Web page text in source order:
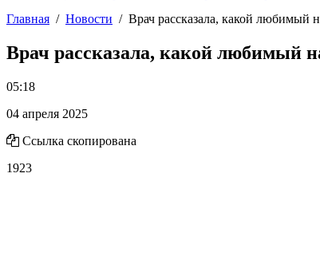
Главная
Новости Врач рассказала, какой любимый
Врач рассказала, какой любимый
05:18
04 апреля 2025
Ссылка скопирована
1923